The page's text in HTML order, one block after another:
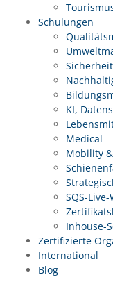
Schulungen
KI,
Medical
Mobility
SQS-
Inhouse-
Zertifizierte
International
Blog